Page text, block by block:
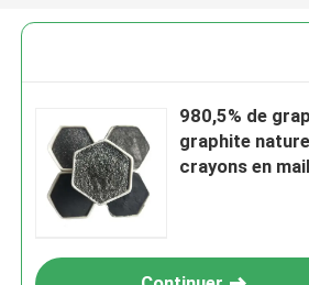
980,5% de
graphite
crayons en